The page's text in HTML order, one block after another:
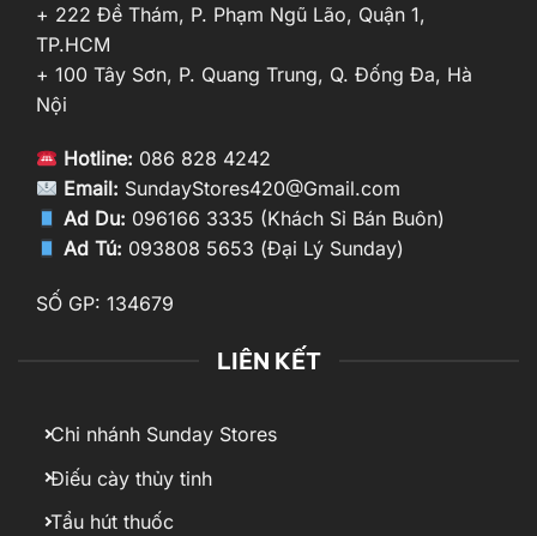
+ 222 Đề Thám, P. Phạm Ngũ Lão, Quận 1,
TP.HCM
+ 100 Tây Sơn, P. Quang Trung, Q. Đống Đa, Hà
Nội
Hotline: 086 828 4242
Email: SundayStores420@Gmail.com
Ad Du: 096166 3335 (Khách Sỉ Bán Buôn)
Ad Tú: 093808 5653 (Đại Lý Sunday)
SỐ GP: 134679
LIÊN KẾT
Chi nhánh Sunday Stores
Điếu cày thủy tinh
Tẩu hút thuốc